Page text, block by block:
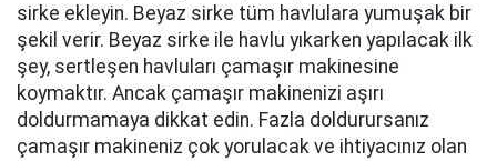
sirke ekleyin. Beyaz sirke tüm havlulara yumuşak bir
şekil verir. Beyaz sirke ile havlu yıkarken yapılacak ilk
şey, sertleşen havluları çamaşır makinesine
koymaktır. Ancak çamaşır makinenizi aşırı
doldurmamaya dikkat edin. Fazla doldurursanız
çamaşır makineniz çok yorulacak ve ihtiyacınız olan